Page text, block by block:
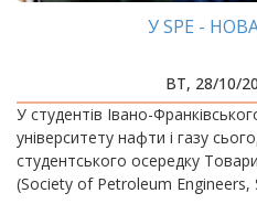
У SPE -
ВТ, 28/10/
У студентів Івано-
університету нафти і газу
студентського осередку
(Society of Petroleum Engineers,